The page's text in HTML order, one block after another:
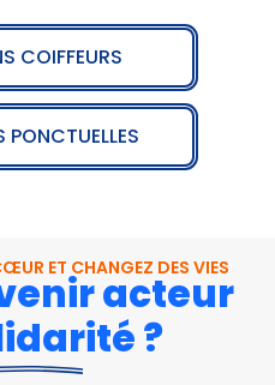
COIFFEURS
ET CHANGEZ DES VIES
acteur
?